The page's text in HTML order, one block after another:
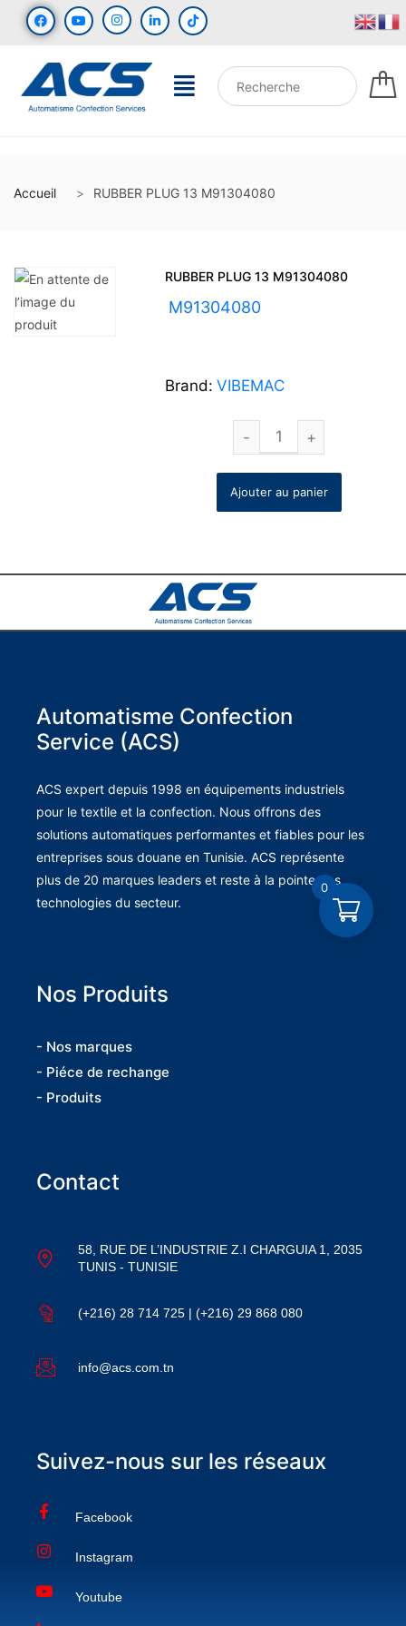
Accueil RUBBER PLUG 13 M91304080
RUBBER PLUG 13 M91304080
M91304080
Brand: VIBEMAC
Ajouter au panier
Automatisme Confection
Service (ACS)
ACS expert depuis 1998 en équipements industriels
pour le textile et la confection. Nous offrons des
solutions automatiques performantes et fiables pour les
entreprises sous douane en Tunisie. ACS représente
plus de 20 marques leaders et reste à la pointe des
technologies du secteur.
Nos Produits
- Nos marques
- Piéce de rechange
- Produits
Contact
58, RUE DE L’INDUSTRIE Z.I CHARGUIA 1, 2035
TUNIS - TUNISIE
(+216) 28 714 725 | (+216) 29 868 080
info@acs.com.tn
Suivez-nous sur les réseaux
Facebook
Instagram
Youtube
0